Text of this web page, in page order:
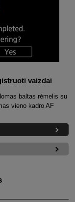
vaizdai
baltas rėmelis su
vieno kadro AF